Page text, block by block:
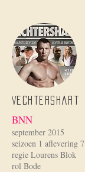
Vechtershart
BNN
september 2015
seizoen 1 aflevering 7
regie Lourens Blok
rol Bode